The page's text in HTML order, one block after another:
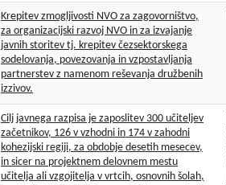
Krepitev zmogljivosti NVO za zagovorništvo,
za organizacijski razvoj NVO in za izvajanje
javnih storitev tj. krepitev čezsektorskega
sodelovanja, povezovanja in vzpostavljanja
partnerstev z namenom reševanja družbenih
izzivov.
Cilj javnega razpisa je zaposlitev 300 učiteljev
začetnikov, 126 v vzhodni in 174 v zahodni
kohezijski regiji, za obdobje desetih mesecev,
in sicer na projektnem delovnem mestu
učitelja ali vzgojitelja v vrtcih, osnovnih šolah,